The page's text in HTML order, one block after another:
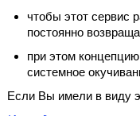
чтобы этот сервис
постоянно
при этом
системное
Если Вы имели в виду